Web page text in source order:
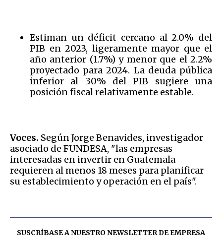
Estiman un déficit cercano al 2.0% del
PIB en 2023, ligeramente mayor que el
año anterior (1.7%) y menor que el 2.2%
proyectado para 2024. La deuda pública
inferior al 30% del PIB sugiere una
posición fiscal relativamente estable.
Voces. Según Jorge Benavides, investigador
asociado de FUNDESA, "las empresas
interesadas en invertir en Guatemala
requieren al menos 18 meses para planificar
su establecimiento y operación en el país".
SUSCRÍBASE A NUESTRO NEWSLETTER DEEMPRESA